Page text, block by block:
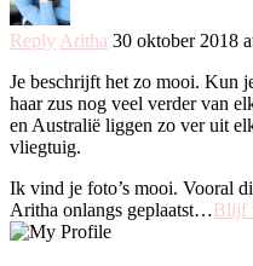
Reply Aritha 30 oktober 2018
Je beschrijft het zo mooi. Kun
haar zus nog veel verder van
en Australië liggen zo ver uit
vliegtuig.
Ik vind je foto’s mooi. Vooral
Aritha onlangs geplaatst…Blijf